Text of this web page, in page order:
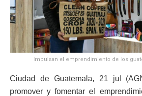
Impulsan el emprendimiento de los
Ciudad de Guatemala, 21 jul
promover y fomentar el